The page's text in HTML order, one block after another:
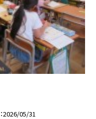
2026/05/31